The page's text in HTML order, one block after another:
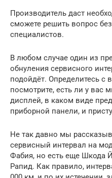
Производитель даст
сможете решить вопрос
специалистов.
В любом случае один из
обнуления сервисного
подойдёт. Определитесь с
посмотрите, есть ли у вас
дисплей, в каком виде
приборной панели, и
Не так давно мы
сервисный интервал на
Фабия, но есть еще Шкода
Рапид. Как правило,